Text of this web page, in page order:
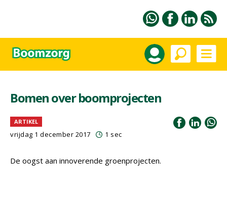
Bomen over boomprojecten
ARTIKEL
vrijdag 1 december 2017 1 sec
De oogst aan innoverende groenprojecten.